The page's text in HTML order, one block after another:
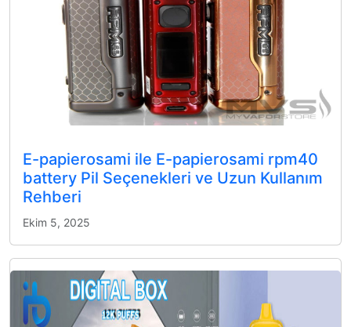
E-papierosami ile E-papierosami rpm40
battery Pil Seçenekleri ve Uzun Kullanım
Rehberi
Ekim 5, 2025